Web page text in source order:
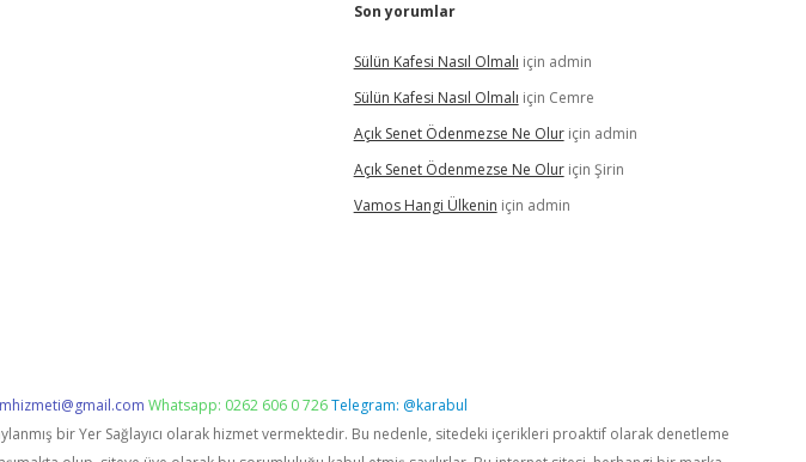
Son yorumlar
Sülün Kafesi Nasıl Olmalı için admin
Sülün Kafesi Nasıl Olmalı için Cemre
Açık Senet Ödenmezse Ne Oluriçin admin
Açık Senet Ödenmezse Ne Oluriçin Şirin
Vamos Hangi Ülkenin için admin
Whatsapp: 0262 606 0 726Telegram: @karabul
bir Yer Sağlayıcı olarak hizmet vermektedir. Bu nedenle, sitedeki içerikleri proaktif olarak denetleme